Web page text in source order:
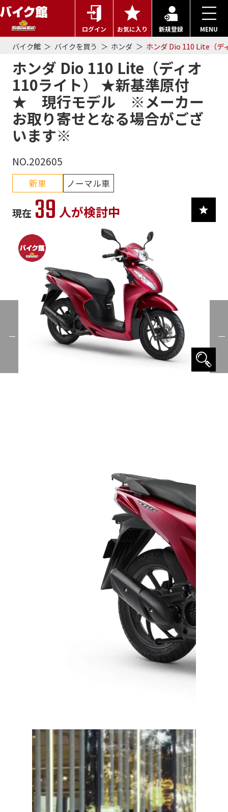
ログイン お気に入り 新規登録 MENU
バイク館 バイクを買う ホンダ ホンダ Dio 110 Lite（
ホンダ Dio 110 Lite（ディオ
110ライト） ★新基準原付
★ 現行モデル ※メーカー
お取り寄せとなる場合がござ
います※
NO.202605
新車 ノーマル車
現在 39 人が検討中